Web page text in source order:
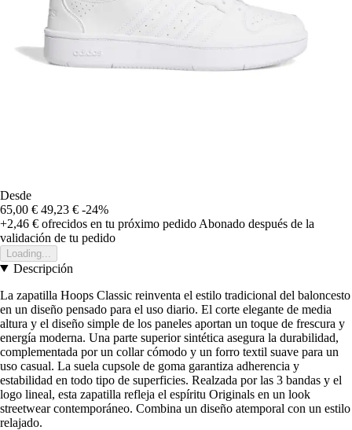
Desde
65,00 € 49,23 € -24%
+2,46 € ofrecidos en tu próximo pedido Abonado después de la
validación de tu pedido
Loading...
Descripción
La zapatilla Hoops Classic reinventa el estilo tradicional del baloncesto
en un diseño pensado para el uso diario. El corte elegante de media
altura y el diseño simple de los paneles aportan un toque de frescura y
energía moderna. Una parte superior sintética asegura la durabilidad,
complementada por un collar cómodo y un forro textil suave para un
uso casual. La suela cupsole de goma garantiza adherencia y
estabilidad en todo tipo de superficies. Realzada por las 3 bandas y el
logo lineal, esta zapatilla refleja el espíritu Originals en un look
streetwear contemporáneo. Combina un diseño atemporal con un estilo
relajado.